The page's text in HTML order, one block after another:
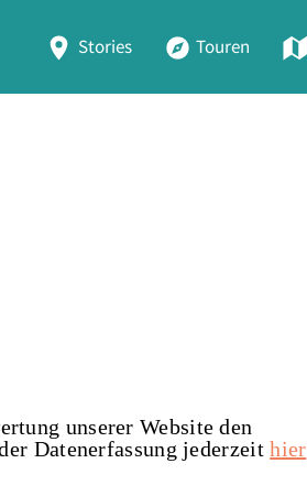
Stories Touren
unserer Website den
Datenerfassung jederzeithier